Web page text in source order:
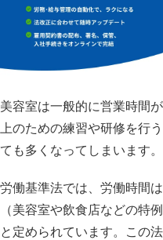
美容室は一般的に営業時間
上のための練習や研修を行
ても多くなってしまいます。
労働基準法では、労働時間
（美容室や飲食店などの特
と定められています。この